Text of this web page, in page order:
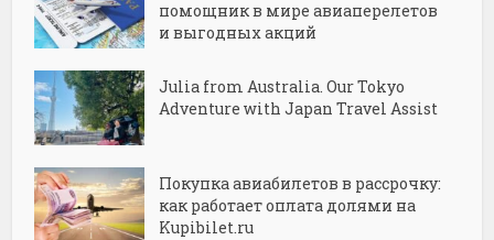
помощник в мире авиаперелетов
и выгодных акций
Julia from Australia. Our Tokyo
Adventure with Japan Travel Assist
Покупка авиабилетов в рассрочку:
как работает оплата долями на
Kupibilet.ru